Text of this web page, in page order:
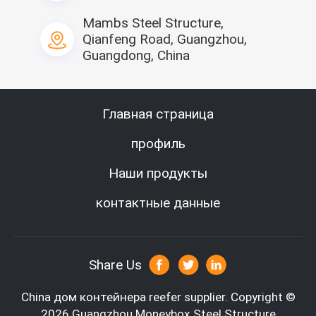
гальванизировало
стальную
пластину
19Roof
штендер 20Side
22top квадратная
23Lifting
24top квадратная
Mambs Steel Structure,
Qianfeng Road, Guangzhou,
Guangdong, China
Главная страница
профиль
Наши продукты
контактные данные
Share Us
China дом контейнера reefer supplier. Copyright ©